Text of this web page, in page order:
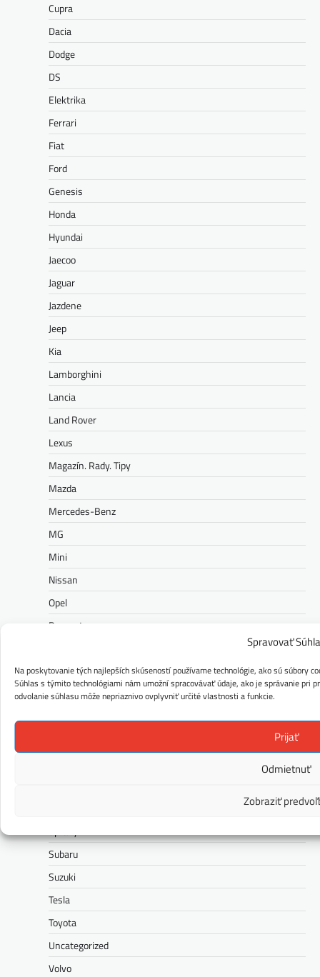
Spravovať
Na poskytovanie tých najlepších skúseností používame technológie, ako sú súbory
Súhlas s týmito technológiami nám umožní spracovávať údaje, ako je správanie pri
odvolanie súhlasu môže nepriaznivo ovplyvniť určité vlastnosti a funkcie.
Prijať
Odmietnuť
Zobraziť
Cupra
Dacia
Dodge
DS
Elektrika
Ferrari
Fiat
Ford
Genesis
Honda
Hyundai
Jaecoo
Jaguar
Jazdene
Jeep
Kia
Lamborghini
Lancia
Land Rover
Lexus
Magazín. Rady. Tipy
Mazda
Mercedes-Benz
MG
Mini
Nissan
Opel
Peugeot
Porsche
Ram
Subaru
Suzuki
Tesla
Toyota
Uncategorized
Volvo